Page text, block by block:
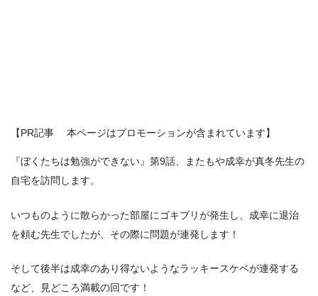
【PR記事 本ページはプロモーションが含まれています】
『ぼくたちは勉強ができない』第9話、またもや成幸が真冬先生の
自宅を訪問します。
いつものように散らかった部屋にゴキブリが発生し、成幸に退治
を頼む先生でしたが、その際に問題が連発します！
そして後半は成幸のあり得ないようなラッキースケベが連発する
など、見どころ満載の回です！